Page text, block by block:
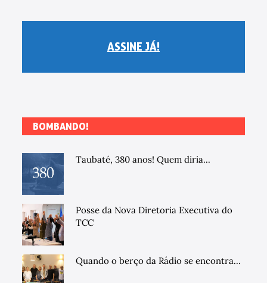
ASSINE JÁ!
BOMBANDO!
Taubaté, 380 anos! Quem diria...
Posse da Nova Diretoria Executiva do
TCC
Quando o berço da Rádio se encontra...